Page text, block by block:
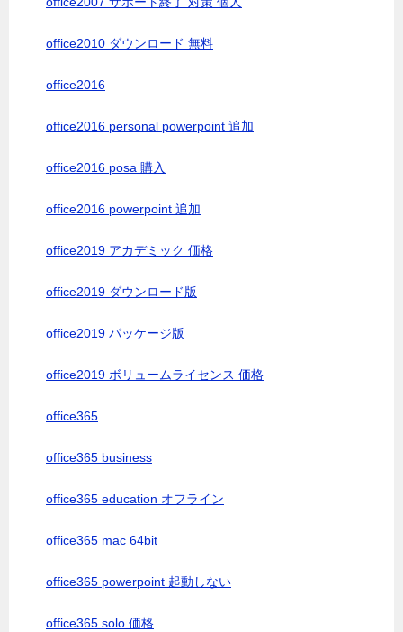
office2010 ダウンロード 無料
office2016
office2016 personal powerpoint 追加
office2016 posa 購入
office2016 powerpoint 追加
office2019 アカデミック 価格
office2019 ダウンロード版
office2019 パッケージ版
office2019 ボリュームライセンス 価格
office365
office365 business
office365 education オフライン
office365 mac 64bit
office365 powerpoint 起動しない
office365 solo 価格